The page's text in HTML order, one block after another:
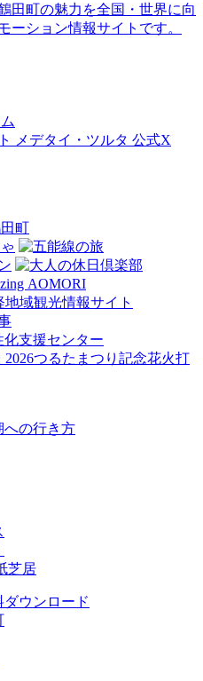
田町の魅力を全国・世界に向
ーション情報サイトです。
への行き方
芝居
ウンロード